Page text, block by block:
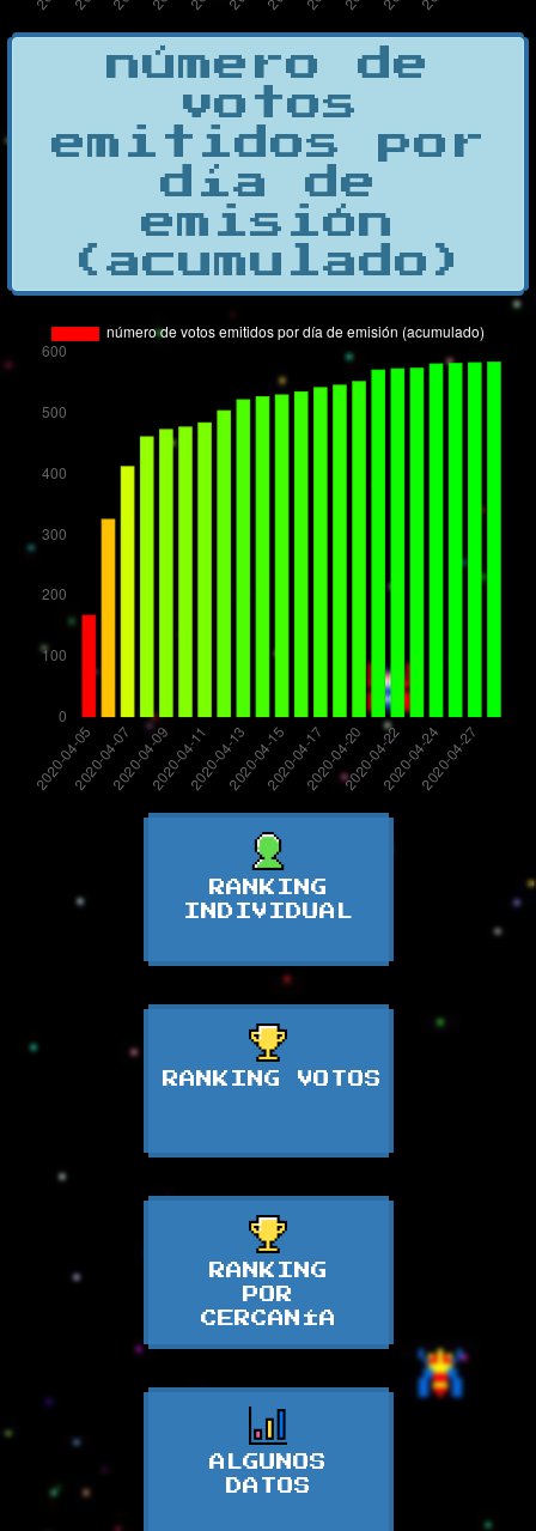
número de
votos
emitidos por
día de
emisión
(acumulado)
RANKING
INDIVIDUAL
RANKING VOTOS
RANKING
POR
CERCANÍA
ALGUNOS
DATOS